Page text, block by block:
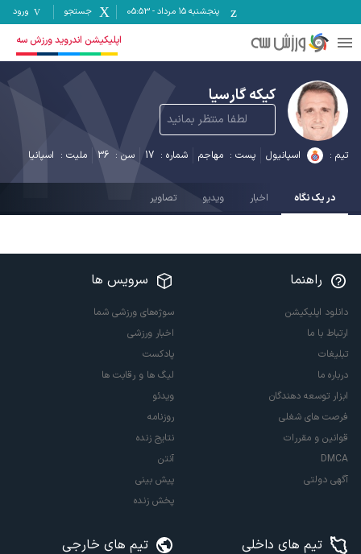
پنجشنبه ۱۵ مرداد -
05:53 جستجو ورود
اپلیکیشن اندروید ورزش سه
کیکه گارسیا
لطفا منتظر بمانید
تیم : اسپانیول پست : مهاجم شماره : 17 سن : 36 ملیت : اسپانیا
17 در یک نگاه اخبار ویدیو تصاویر
راهنما
دانلود اپلیکیشن
ارتباط با ما
تبلیغات
درباره ما
ابزار توسعه دهندگان
فرصت های شغلی
قوانین و مقررات
DMCA
آگهی دولتی
سرویس ها
سوژه‌های ورزشی شما
اخبار ورزشی
پادکست
لیگ ها و رقابت ها
ویدئو
روزنامه
نتایج زنده
آنتن
پیش بینی
پخش زنده
تیم های داخلی تیم های خارجی